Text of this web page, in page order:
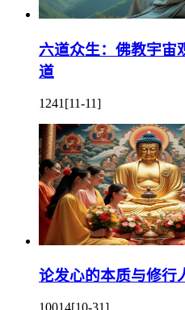
六道众生：佛教宇宙
道
1241 [11-11]
论发心的本质与修行
10014[10-31]